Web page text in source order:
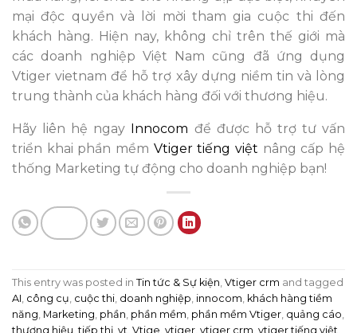
mại độc quyền và lời mời tham gia cuộc thi đến
khách hàng. Hiện nay, không chỉ trên thế giới mà
các doanh nghiệp Việt Nam cũng đã ứng dụng
Vtiger vietnam để hỗ trợ xây dựng niềm tin và lòng
trung thành của khách hàng đối với thương hiệu.
Hãy liên hệ ngay Innocom để được hỗ trợ tư vấn
triển khai phần mềm Vtiger tiếng việt nâng cấp hệ
thống Marketing tự động cho doanh nghiệp bạn!
This entry was posted in Tin tức & Sự kiện, Vtiger crm and tagged
AI, công cụ, cuộc thi, doanh nghiệp, innocom, khách hàng tiềm
năng, Marketing, phần, phần mềm, phần mềm Vtiger, quảng cáo,
thương hiệu,tiếp thị, vt, Vtige, vtiger, vtiger crm, vtiger tiếng việt,